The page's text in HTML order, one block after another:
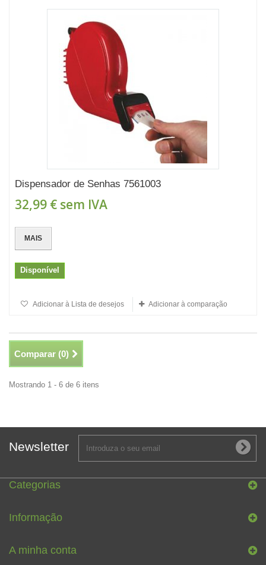
Dispensador de Senhas 7561003
32,99 € sem IVA
MAIS
Disponível
Adicionar à Lista de desejos Adicionar à comparação
Comparar (0)
Mostrando 1 - 6 de 6 itens
Newsletter
Categorias
Informação
A minha conta